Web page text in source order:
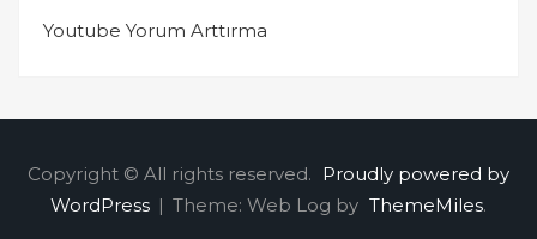
Youtube Yorum Arttırma
Copyright © All rights reserved. Proudly powered by
WordPress | Theme: Web Log by ThemeMiles.